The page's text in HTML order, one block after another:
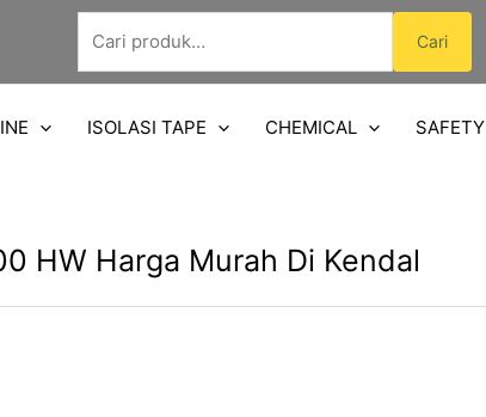
Pencarian
untuk:
Cari
ISOLASI TAPE CHEMICAL SAFETY
HW Harga Murah Di Kendal